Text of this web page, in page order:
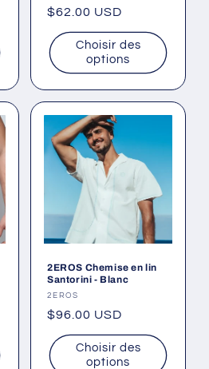
Prix
habituel
$62.00 USD
Choisir des
options
2EROS Chemise en lin
Santorini - Blanc
Fournisseur :
2EROS
Prix
habituel
$96.00 USD
Choisir des
options